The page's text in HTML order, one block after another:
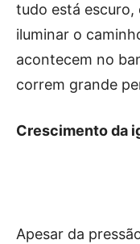
tudo está escuro,
iluminar o
acontecem no
correm grande
Crescimento da
Apesar da